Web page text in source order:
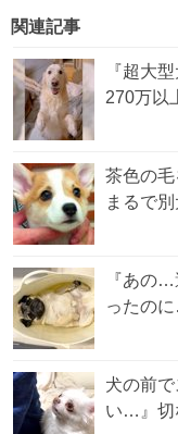
関連記事
『超大
270万以
茶色の
まるで
『あの
ったの
犬の前
い…』切